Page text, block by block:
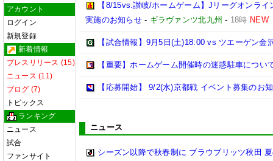
アカウント
ログイン
新規登録
新着情報
プレスリリース (15)
ニュース (11)
ブログ (7)
トピックス
ランキング
ニュース
試合
ファンサイト
【8/15vs.讃岐/ホームゲーム】Jリーグオンラ
実施のお知らせ- ギラヴァンツ北九州 - 18時 NEW
【試合情報】9月5日(土)18:00 vs ツエーゲン金
【重要】ホームゲーム開催時の迷惑駐車につい
【応募開始】 9/2(水)京都戦 イベント募集のお
ニュース
シーズン以降で秋春制に ブラウブリッツ秋田